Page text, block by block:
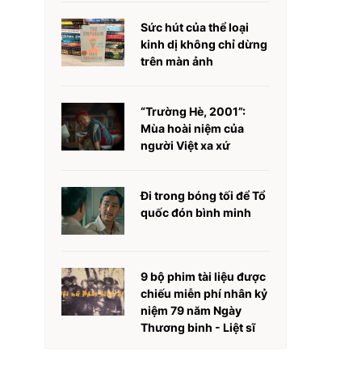
Sức hút của thể loại
kinh dị không chỉ dừng
trên màn ảnh
“Trường Hè, 2001”:
Mùa hoài niệm của
người Việt xa xứ
Đi trong bóng tối để Tổ
quốc đón bình minh
9 bộ phim tài liệu được
chiếu miễn phí nhân kỷ
niệm 79 năm Ngày
Thương binh - Liệt sĩ